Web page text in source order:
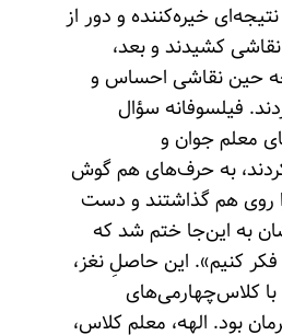
ساله به نتیجه‌ای خیره‌کننده و دور از
کشیدند و بعد،
حین نقاشی احساس و
فیلسوفانه سؤال
معلم جوان و
به حرف‌های هم گوش
روی هم گذاشتند و دست
به این‌جا ختم شد که
فکر کنیم». این حاصلِ نغز،
با کلاس‌چهارمی‌های
بود. الهه، معلم کلاس،